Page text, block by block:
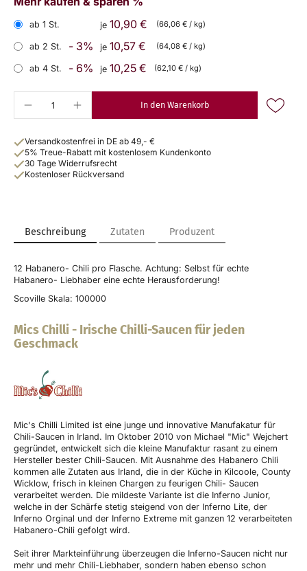
ab 1 St. je 10,90 € (66,06 € / kg)
ab 2 St. - 3% je 10,57 € (64,08 € / kg)
ab 4 St. - 6% je 10,25 € (62,10 € / kg)
In den Warenkorb
Versandkostenfrei in DE ab 49,- €
5% Treue-Rabatt mit kostenlosem Kundenkonto
30 Tage Widerrufsrecht
Kostenloser Rückversand
Beschreibung Zutaten Produzent
12 Habanero- Chili pro Flasche. Achtung: Selbst für echte
Habanero- Liebhaber eine echte Herausforderung!
Scoville Skala: 100000
Mics Chilli - Irische Chilli-Saucen für jeden
Geschmack
Mic's Chilli Limited ist eine junge und innovative Manufakatur für
Chili-Saucen in Irland. Im Oktober 2010 von Michael "Mic" Wejchert
gegründet, entwickelt sich die kleine Manufaktur rasant zu einem
Hersteller bester Chili-Saucen. Mit Ausnahme des Habanero Chili
kommen alle Zutaten aus Irland, die in der Küche in Kilcoole, County
Wicklow, frisch in kleinen Chargen zu feurigen Chili- Saucen
verarbeitet werden. Die mildeste Variante ist die Inferno Junior,
welche in der Schärfe stetig steigend von der Inferno Lite, der
Inferno Orginal und der Inferno Extreme mit ganzen 12 verarbeiteten
Habanero-Chili gefolgt wird.
Seit ihrer Markteinführung überzeugen die Inferno-Saucen nicht nur
mehr und mehr Chili-Liebhaber, sondern haben ebenso schon